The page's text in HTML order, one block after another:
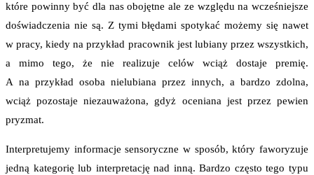
które powinny być dla nas obojętne ale ze względu na wcześniejsze
doświadczenia nie są. Z tymi błędami spotykać możemy się nawet
w pracy, kiedy na przykład pracownik jest lubiany przez wszystkich,
a mimo tego, że nie realizuje celów wciąż dostaje premię.
A na przykład osoba nielubiana przez innych, a bardzo zdolna,
wciąż pozostaje niezauważona, gdyż oceniana jest przez pewien
pryzmat.
Interpretujemy informacje sensoryczne w sposób, który faworyzuje
jedną kategorię lub interpretację nad inną. Bardzo często tego typu